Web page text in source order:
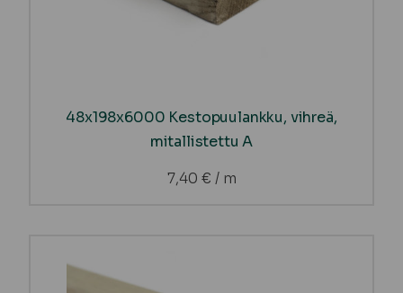
48x198x6000 Kestopuulankku, vihreä,
mitallistettu A
7,40 € / m